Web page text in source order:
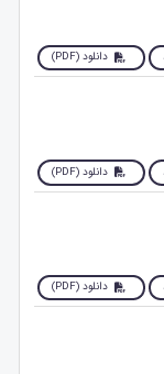
دانلود (PDF)
دانلود (PDF)
دانلود (PDF)